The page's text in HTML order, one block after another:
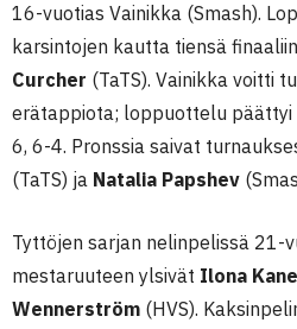
16-vuotias Vainikka (Smash).
karsintojen kautta tiensä
Curcher (TaTS). Vainikka voitti
erätappiota; loppuottelu päättyi
6, 6-4. Pronssia saivat
(TaTS) ja Natalia Papshev
Tyttöjen sarjan nelinpelissä 21-
mestaruuteen ylsivät Ilona
Wennerström (HVS).